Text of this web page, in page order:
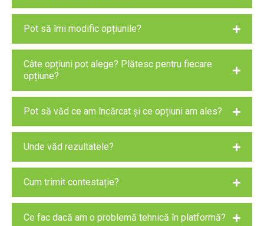
Pot să îmi modific opțiunile?
Câte opțiuni pot alege? Plătesc pentru fiecare
opțiune?
Pot să văd ce am încărcat și ce opțiuni am ales?
Unde văd rezultatele?
Cum trimit contestație?
Ce fac dacă am o problemă tehnică în platformă?